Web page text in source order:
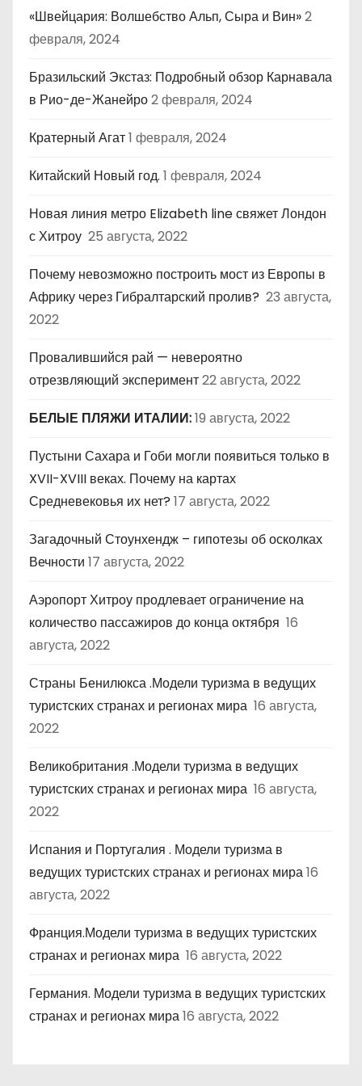
«Швейцария: Волшебство Альп, Сыра и Вин»2
февраля, 2024
Бразильский Экстаз: Подробный обзор Карнавала
в Рио-де-Жанейро2 февраля, 2024
Кратерный Агат1 февраля, 2024
Китайский Новый год. 1 февраля, 2024
Новая линия метро Elizabeth line свяжет Лондон
с Хитроу 25 августа, 2022
Почему невозможно построить мост из Европы в
Африку через Гибралтарский пролив? 23 августа,
2022
Провалившийся рай — невероятно
отрезвляющий эксперимент22 августа, 2022
БЕЛЫЕ ПЛЯЖИ ИТАЛИИ:19 августа, 2022
Пустыни Сахара и Гоби могли появиться только в
XVII-XVIII веках. Почему на картах
Средневековья их нет? 17 августа, 2022
Загадочный Стоунхендж – гипотезы об осколках
Вечности 17 августа, 2022
Аэропорт Хитроу продлевает ограничение на
количество пассажиров до конца октября 16
августа, 2022
Страны Бенилюкса .Модели туризма в ведущих
туристских странах и регионах мира 16 августа,
2022
Великобритания .Модели туризма в ведущих
туристских странах и регионах мира 16 августа,
2022
Испания и Португалия . Модели туризма в
ведущих туристских странах и регионах мира16
августа, 2022
Франция.Модели туризма в ведущих туристских
странах и регионах мира 16 августа, 2022
Германия. Модели туризма в ведущих туристских
странах и регионах мира16 августа, 2022